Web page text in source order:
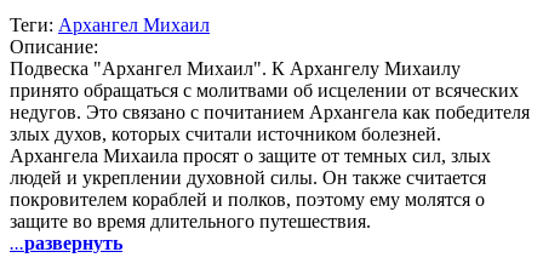
Теги: Архангел Михаил
Описание:
Подвеска "Архангел Михаил". К Архангелу Михаилу
принято обращаться с молитвами об исцелении от всяческих
недугов. Это связано с почитанием Архангела как победителя
злых духов, которых считали источником болезней.
Архангела Михаила просят о защите от темных сил, злых
людей и укреплении духовной силы. Он также считается
покровителем кораблей и полков, поэтому ему молятся о
защите во время длительного путешествия.
...развернуть